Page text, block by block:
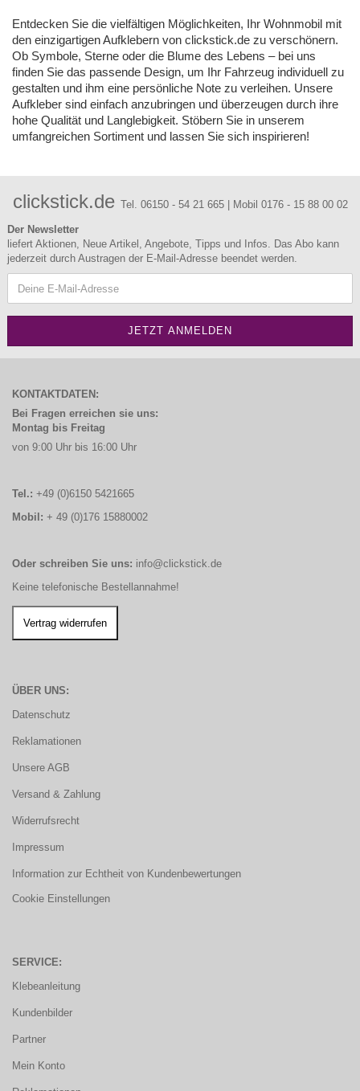
Entdecken Sie die vielfältigen Möglichkeiten, Ihr Wohnmobil mit
den einzigartigen Aufklebern von clickstick.de zu verschönern.
Ob Symbole, Sterne oder die Blume des Lebens – bei uns
finden Sie das passende Design, um Ihr Fahrzeug individuell zu
gestalten und ihm eine persönliche Note zu verleihen. Unsere
Aufkleber sind einfach anzubringen und überzeugen durch ihre
hohe Qualität und Langlebigkeit. Stöbern Sie in unserem
umfangreichen Sortiment und lassen Sie sich inspirieren!
clickstick.de Tel. 06150 - 54 21 665 | Mobil 0176 - 15 88 00 02
Der Newsletter
liefert Aktionen, Neue Artikel, Angebote, Tipps und Infos. Das Abo kann
jederzeit durch Austragen der E-Mail-Adresse beendet werden.
KONTAKTDATEN:
Bei Fragen erreichen sie uns:
Montag bis Freitag
von 9:00 Uhr bis 16:00 Uhr
Tel.: +49 (0)6150 5421665
Mobil: + 49 (0)176 15880002
Oder schreiben Sie uns: info@clickstick.de
Keine telefonische Bestellannahme!
ÜBER UNS:
Datenschutz
Reklamationen
Unsere AGB
Versand & Zahlung
Widerrufsrecht
Impressum
Information zur Echtheit von Kundenbewertungen
Cookie Einstellungen
SERVICE:
Klebeanleitung
Kundenbilder
Partner
Mein Konto